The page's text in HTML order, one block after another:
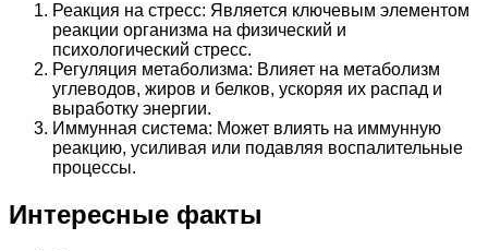
Реакция на стресс: Является ключевым элементом
реакции организма на физический и
психологический стресс.
Регуляция метаболизма: Влияет на метаболизм
углеводов, жиров и белков, ускоряя их распад и
выработку энергии.
Иммунная система: Может влиять на иммунную
реакцию, усиливая или подавляя воспалительные
процессы.
Интересные факты